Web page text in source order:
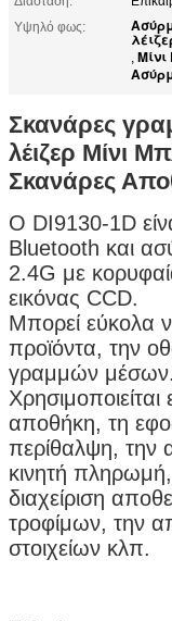
Υψηλό φως:
,
Σκανάρες
λέιζερ Μίνι
Σκανάρες
Ο DI9130-1D
Bluetooth και
2.4G με
εικόνας CCD.
Μπορεί εύκολα
προϊόντα, την
γραμμών μέσων.
αποθήκη, τη
περίθαλψη, την
κινητή
διαχείριση
τροφίμων, την
στοιχείων κλπ.